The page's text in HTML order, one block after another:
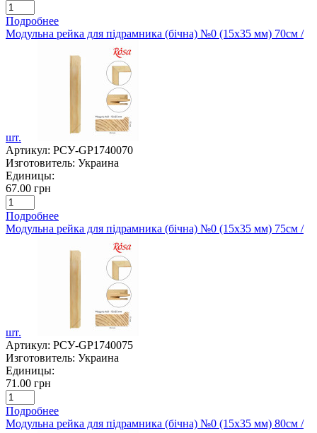
Подробнее
Модульна рейка для підрамника (бічна) №0 (15х35 мм) 70см /
шт.
Артикул: РСУ-GP1740070
Изготовитель: Украина
Единицы:
67.00 грн
Подробнее
Модульна рейка для підрамника (бічна) №0 (15х35 мм) 75см /
шт.
Артикул: РСУ-GP1740075
Изготовитель: Украина
Единицы:
71.00 грн
Подробнее
Модульна рейка для підрамника (бічна) №0 (15х35 мм) 80см /